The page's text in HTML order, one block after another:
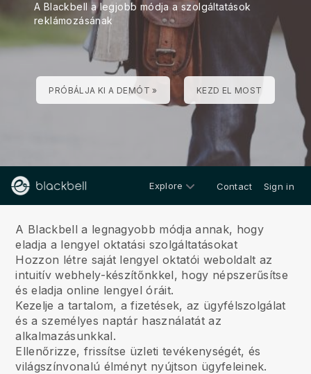
A Blackbell a legjobb módja a szolgáltatások
reklámozásának
PRÓBÁLJA KI A DEMÓT » KEZD EL MOST
Explore Contact Sign in
A Blackbell a legnagyobb módja annak, hogy
eladja a lengyel oktatási szolgáltatásokat
Hozzon létre saját lengyel oktatói weboldalt az
intuitív webhely-készítőnkkel, hogy népszerűsítse
és eladja online lengyel óráit.
Kezelje a tartalom, a fizetések, az ügyfélszolgálat
és a személyes naptár használatát az
alkalmazásunkkal.
Ellenőrizze, frissítse üzleti tevékenységét, és
világszínvonalú élményt nyújtson ügyfeleinek.